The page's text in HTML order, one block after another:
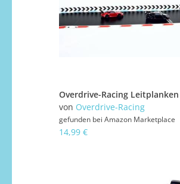
von Overdrive-Racing
gefunden bei Amazon Marketplace
14,99 €